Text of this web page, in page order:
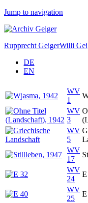
Jump to navigation
Rupprecht GeigerWilli
DE
EN
WV
1
WV
3
WV
5
WV
17
WV
24
WV
25